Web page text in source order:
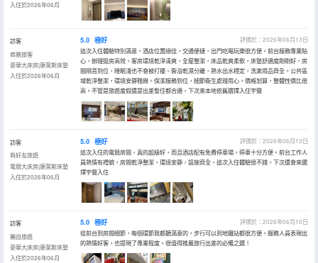
入住於2026年06月
訪客
商務旅客
豪華大床房|康萊斯床墊
入住於2026年06月
5.0 極好
評價於：2026年06月13日
這次入住體驗特別滿意。酒店位置絕佳，交通便捷，出門吃喝玩樂很方便。前台服務專業貼
心，辦理退房高效。客房環境乾淨清爽，全屋整潔，床品乾爽柔軟，床墊舒適度剛剛好，房
間隔音到位，睡眠淺也不會被打擾。衞浴乾濕分離，熱水出水穩定，洗漱用品齊全。公共區
域乾淨整潔，環境安靜雅緻。保潔服務到位，細節衞生處理用心。價格划算，整體性價比很
高。不管是旅遊度假還是出差暫住都合適，下次來本地依舊選擇入住宇聲
訪客
與好友旅遊
電競大床房|康萊斯床墊
入住於2026年06月
5.0 極好
評價於：2026年06月13日
這次入住的電競房間，真的超級好，而且酒店配有免費停車場，停車十分方便。前台工作人
員熱情有禮貌，房間乾淨整潔，環境安靜，設施齊全，這次入住體驗很不錯，下次還會來選
擇宇聲入住
訪客
獨自旅遊
豪華大床房|康萊斯床墊
入住於2026年06月
5.0 極好
評價於：2026年06月10日
從前台到房間細節，每個環節我都聽滿意的，步行可以到地鐵站都很方便。服務人員表現出
的熱情好客，也提現了專業程度。很值得推薦旅行出差的必備之選！